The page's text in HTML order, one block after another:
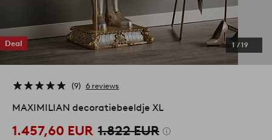
Deal 1 /19
9 6 reviews
MAXIMILIAN decoratiebeeldje XL
1.457,60 EUR 1.822 EUR